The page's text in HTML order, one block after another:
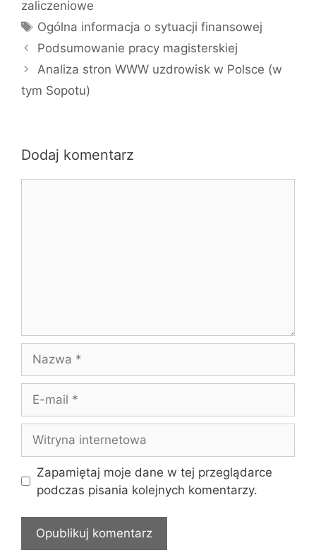
zaliczeniowe
Tagi
Ogólna informacja o sytuacji finansowej
Podsumowanie pracy magisterskiej
Analiza stron WWW uzdrowisk w Polsce (w
tym Sopotu)
Dodaj komentarz
mail
internetowa
Zapamiętaj moje dane w tej przeglądarce
podczas pisania kolejnych komentarzy.